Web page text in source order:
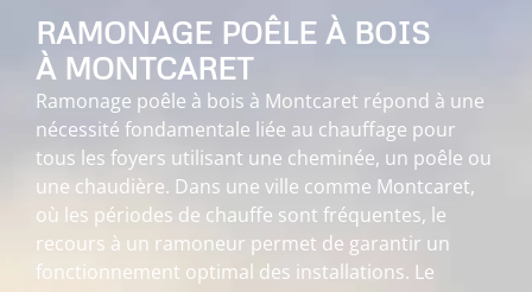
RAMONAGE POÊLE À BOIS
À MONTCARET
Ramonage poêle à bois à Montcaret répond à une
nécessité fondamentale liée au chauffage pour
tous les foyers utilisant une cheminée, un poêle ou
une chaudière. Dans une ville comme Montcaret,
où les périodes de chauffe sont fréquentes, le
recours à un ramoneur permet de garantir un
fonctionnement optimal des installations. Le